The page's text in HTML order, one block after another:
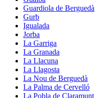
Guardiola de Berguedà
Gurb
Igualada
Jorba
La Garriga
La Granada
La Llacuna
La Llagosta
La Nou de Berguedà
La Palma de Cervelló
La Pobla de Claramunt